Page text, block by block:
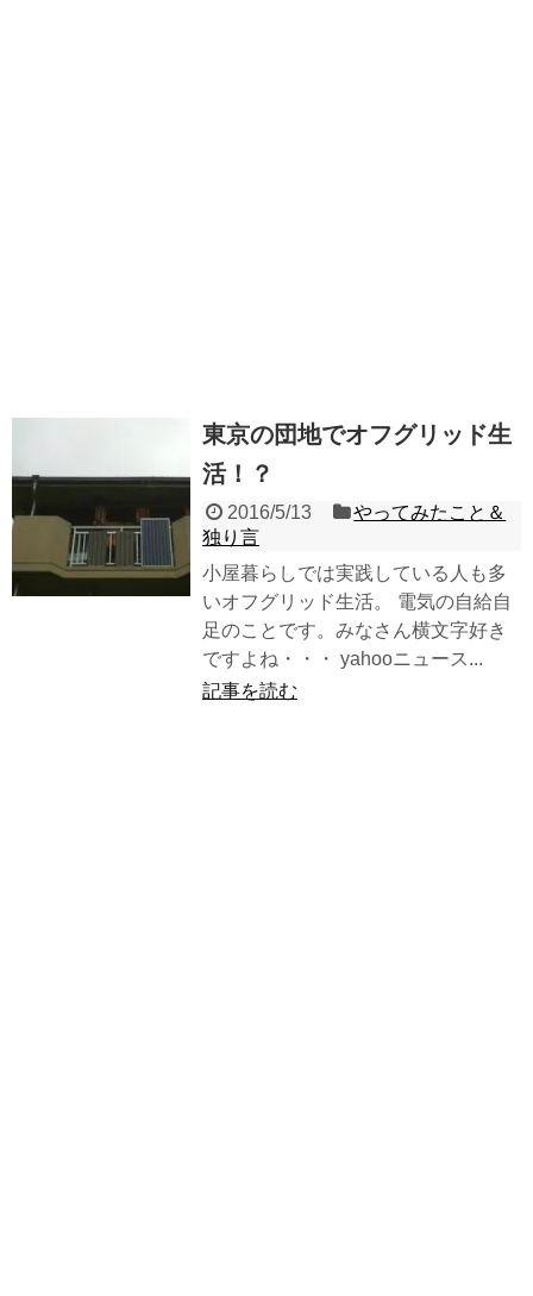
東京の団地でオフグリッド生
活！？
2016/5/13
やってみたこと＆
独り言
小屋暮らしでは実践している人も多
いオフグリッド生活。 電気の自給自
足のことです。みなさん横文字好き
ですよね・・・ yahooニュース...
記事を読む